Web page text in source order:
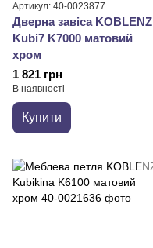
Артикул: 40-0023877
Дверна завіса KOBLENZ
Kubi7 K7000 матовий
хром
1 821 грн
В наявності
Купити